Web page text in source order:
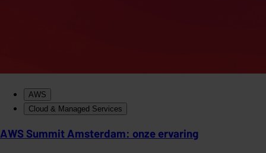
AWS
Cloud & Managed Services
AWS Summit Amsterdam: onze ervaring